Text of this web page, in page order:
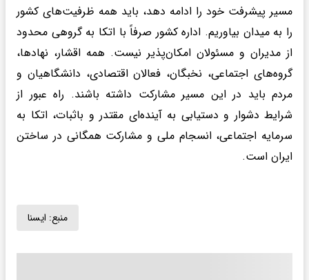
مسیر پیشرفت خود را ادامه دهد، باید همه ظرفیت‌های کشور
را به میدان بیاوریم. اداره کشور صرفاً با اتکا به گروهی محدود
از مدیران و مسئولان امکان‌پذیر نیست. همه اقشار، نهادها،
گروه‌های اجتماعی، نخبگان، فعالان اقتصادی، دانشگاهیان و
مردم باید در این مسیر مشارکت داشته باشند. راه عبور از
شرایط دشوار و دستیابی به آینده‌ای مقتدر و باثبات، اتکا به
سرمایه اجتماعی، انسجام ملی و مشارکت همگانی در ساختن
ایران است.
منبع: ايسنا